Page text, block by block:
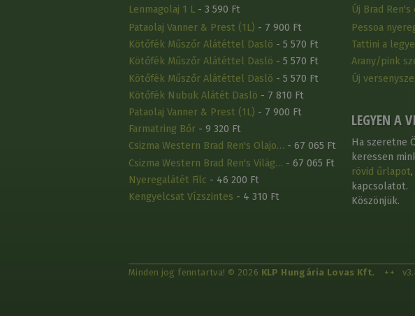
Lenmagolaj 1 L - 3 590 Ft
Pataolaj Vanner & Prest (1L) - 7 900 Ft
Kötőfék Műszőr Alátéttel Daslö - 5 570 Ft
Kötőfék Műszőr Alátéttel Daslö - 5 570 Ft
Kötőfék Műszőr Alátéttel Daslö - 5 570 Ft
Kötőfék Nubuk Alátét Daslö - 7 810 Ft
Pataolaj Vanner & Prest (1L) - 7 900 Ft
Farmatring Bőr - 9 320 Ft
Csizma Western Brad Ren's Olajo… - 67 065 Ft
Csizma Western Brad Ren's Világ… - 67 065 Ft
Nyeregalátét Filc - 46 200 Ft
Kengyelcsat Vízszintes - 4 310 Ft
Új Brad Ren's
Pessoa
Tattini a
Arany/pink
Új
LEGYEN A
Ha szeretne
keressen
rövid űrlapot
kapcsolatot.
Köszönjük.
Minden jog fenntartva! © 2026 KLP Hungária Lovas Kft. ++